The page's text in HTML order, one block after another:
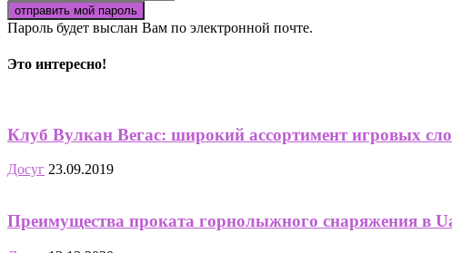
Пароль будет выслан Вам по электронной почте.
Это интересно!
Клуб Вулкан Вегас: широкий ассортимент игровых
Досуг 23.09.2019
Преимущества проката горнолыжного снаряжения в